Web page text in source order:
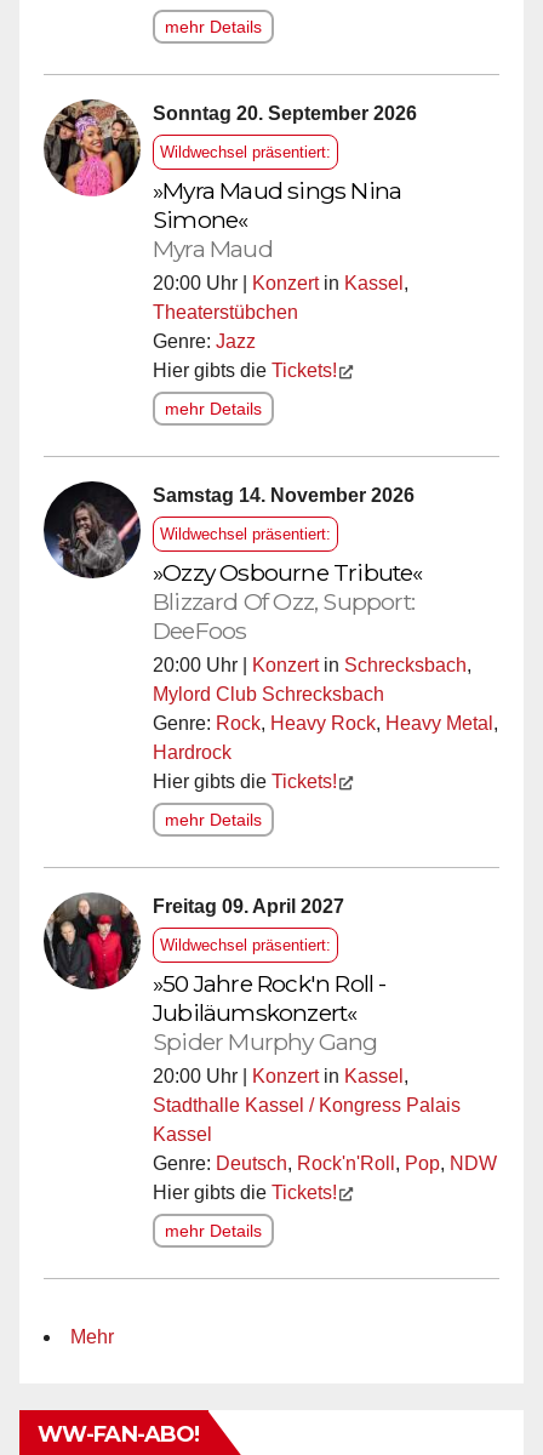
mehr Details
Sonntag 20. September 2026
Wildwechsel präsentiert:
»Myra Maud sings Nina
Simone«
Myra Maud
20:00 Uhr | Konzertin Kassel ,
Theaterstübchen
Genre: Jazz
Hier gibts die Tickets!
mehr Details
Samstag 14. November 2026
Wildwechsel präsentiert:
»Ozzy Osbourne Tribute«
Blizzard Of Ozz, Support:
DeeFoos
20:00 Uhr | Konzertin Schrecksbach,
Mylord Club Schrecksbach
Genre: Rock, Heavy Rock, Heavy Metal ,
Hardrock
Hier gibts die Tickets!
mehr Details
Freitag 09. April 2027
Wildwechsel präsentiert:
»50 Jahre Rock'n Roll -
Jubiläumskonzert«
Spider Murphy Gang
20:00 Uhr | Konzertin Kassel ,
Stadthalle Kassel / Kongress Palais
Kassel
Genre: Deutsch, Rock'n'Roll , Pop, NDW
Hier gibts die Tickets!
mehr Details
Mehr
WW-FAN-ABO!